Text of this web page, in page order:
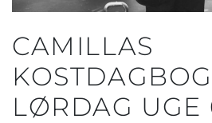
CAMILLAS
LØRDAG UGE